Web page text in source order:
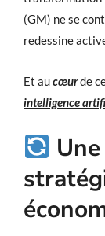
(GM) ne se
redessine
Et aucœurde
intelligence